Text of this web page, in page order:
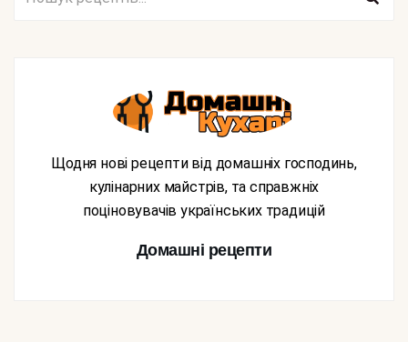
Щодня нові рецепти від домашніх господинь,
кулінарних майстрів, та справжніх
поціновувачів українських традицій
Домашні рецепти